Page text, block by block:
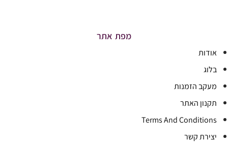
מפת אתר
אודות
בלוג
מעקב הזמנות
תקנון האתר
Terms And Conditions
יצירת קשר